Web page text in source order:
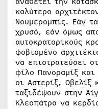
καλύτερο
Νουμερομπίς. Εάν
χρυσό, εάν όμως
αυτοκρατορικούς
φοβισμένο
να επιστρατεύσει
φίλο Πανοραμίξ
οι Αστερίξ, Οβελίξ
ταξιδέψουν στην
Κλεοπάτρα να